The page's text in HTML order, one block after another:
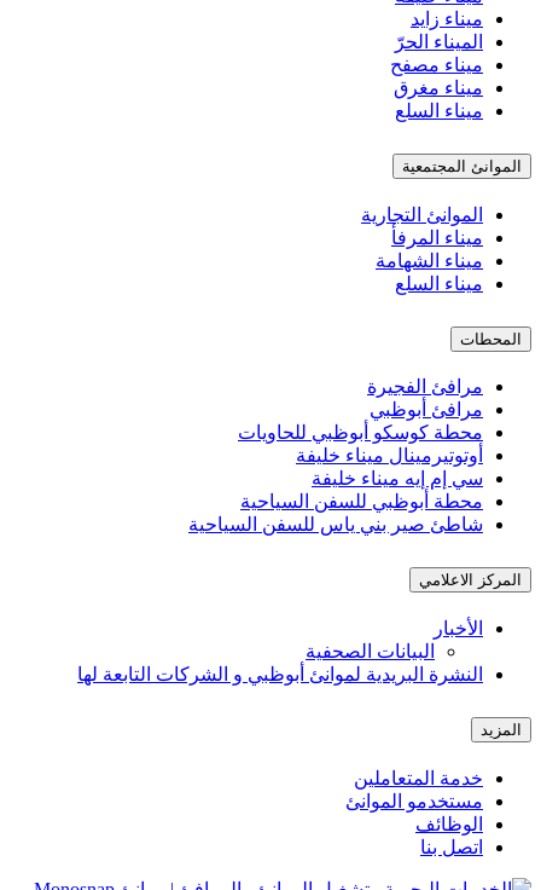
ميناء زايد
الميناء الحرّ
ميناء مصفح
ميناء مغرق
ميناء السلع
الموانئ المجتمعية
الموانئ التجارية
ميناء المرفأ
ميناء الشهامة
ميناء السلع
المحطات
مرافئ الفجيرة
مرافئ أبوظبي
محطة كوسكو أبوظبي للحاويات
أوتوتيرمينال ميناء خليفة
سي إم إيه ميناء خليفة
محطة أبوظبي للسفن السياحية
شاطئ صير بني ياس للسفن السياحية
المركز الاعلامي
الأخبار
البيانات الصحفية
النشرة البريدية لموانئ أبوظبي و الشركات التابعة لها
المزيد
خدمة المتعاملين
مستخدمو الموانئ
الوظائف
اتصل بنا